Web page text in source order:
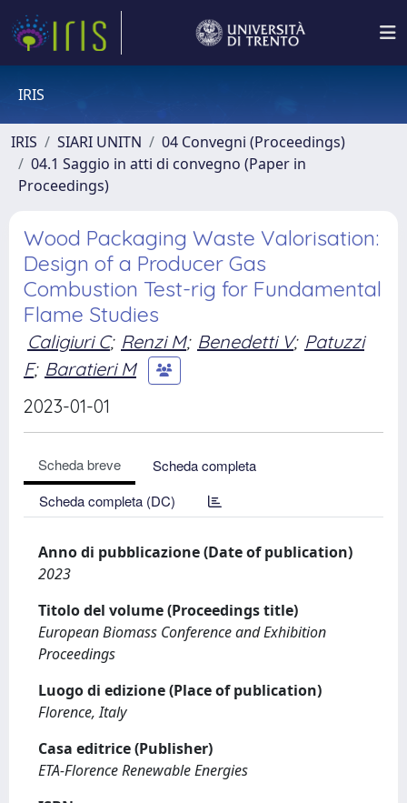
IRIS
IRIS SIARI UNITN
04 Convegni (Proceedings)
04.1 Saggio in atti di convegno (Paper in
Proceedings)
Wood Packaging Waste Valorisation:
Design of a Producer Gas
Combustion Test-rig for Fundamental
Flame Studies
Caligiuri C; Renzi M; Benedetti V; Patuzzi
F; Baratieri M
2023-01-01
Scheda breve
Scheda completa
Scheda completa (DC)
Anno di pubblicazione (Date of publication)
2023
Titolo del volume (Proceedings title)
European Biomass Conference and Exhibition
Proceedings
Luogo di edizione (Place of publication)
Florence, Italy
Casa editrice (Publisher)
ETA-Florence Renewable Energies